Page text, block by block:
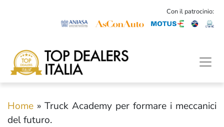
Con il patrocinio:
Home » Truck Academy per formare i meccanici
del futuro.